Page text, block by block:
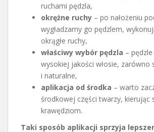
ruchami pędzla,
okrężne ruchy – po nałożeniu
wygładzamy go pędzlem,
okrągłe ruchy,
właściwy wybór pędzla –
wysokiej jakości włosie, zarówno
i naturalne,
aplikacja od środka – warto
środkowej części twarzy, kierując
krawędziom.
Taki sposób aplikacji sprzyja